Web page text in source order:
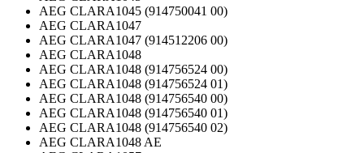
AEG CLARA1045 (914750041 00)
AEG CLARA1047
AEG CLARA1047 (914512206 00)
AEG CLARA1048
AEG CLARA1048 (914756524 00)
AEG CLARA1048 (914756524 01)
AEG CLARA1048 (914756540 00)
AEG CLARA1048 (914756540 01)
AEG CLARA1048 (914756540 02)
AEG CLARA1048 AE